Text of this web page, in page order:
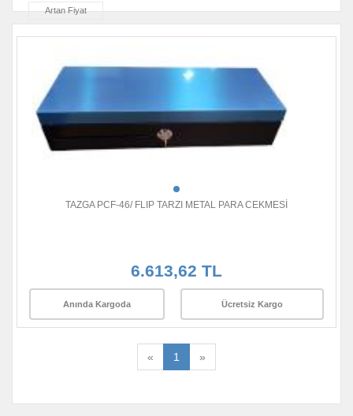
Artan Fiyat
TAZGA PCF-46/ FLIP TARZI METAL PARA CEKMESİ
6.613,62 TL
Anında Kargoda Ücretsiz Kargo
« 1 »